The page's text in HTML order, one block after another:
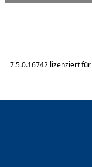
7.5.0.16742 lizenziert für